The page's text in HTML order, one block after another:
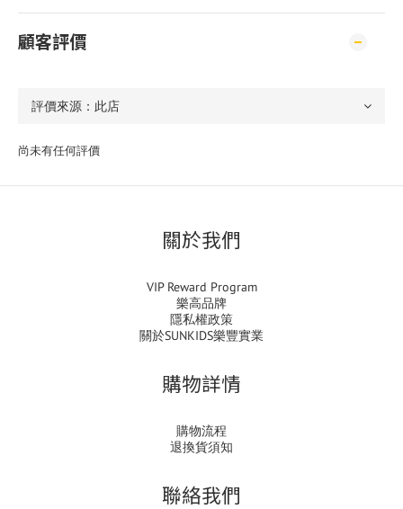
顧客評價
尚未有任何評價
關於我們
VIP Reward Program
樂高品牌
隱私權政策
關於SUNKIDS樂豐實業
購物詳情
購物流程
退換貨須知
聯絡我們